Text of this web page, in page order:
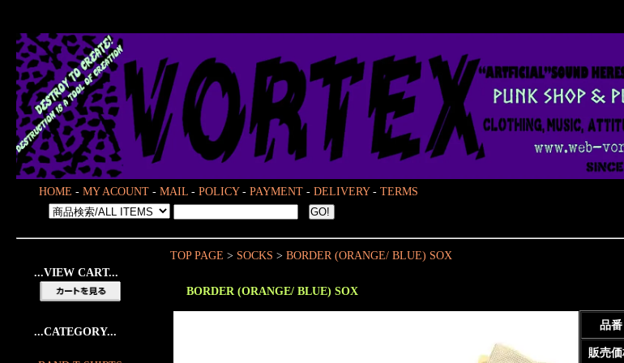
HOME - MY ACOUNT - MAIL - POLICY- PAYMENT - DELIVERY- TERMS
...VIEW CART...
...CATEGORY...
TOP PAGE > SOCKS > BORDER (ORANGE/ BLUE) SOX
BORDER (ORANGE/ BLUE) SOX
品番
販売